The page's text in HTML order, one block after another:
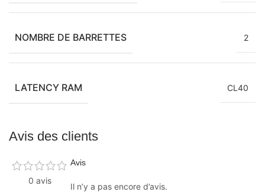
NOMBRE DE BARRETTES 2
LATENCY RAM CL40
Avis des clients
0 avis
Avis
Il n’y a pas encore d’avis.